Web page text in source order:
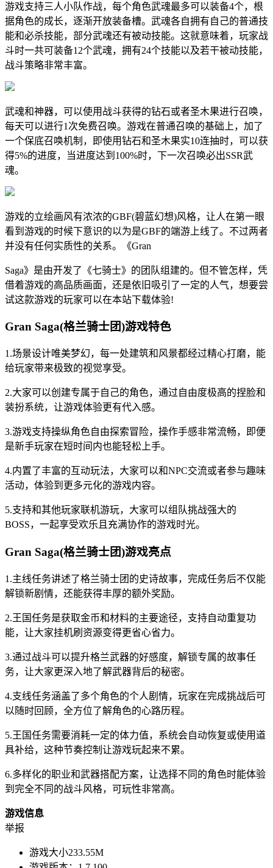
游戏支持三人小队作战，每个角色武魂最多可以装备4个，根
据角色的成长，逐渐开放装备槽。武魂各自拥有自己的普通技
能和必杀技能，部分武魂还有被动技能。这就意味着，玩家战
斗时一共可装备12个武魂，拥有24个技能以及若干被动技能，
战斗策略非常丰富。
武魂和神器，可以使用战斗获得的钻石或者圣木果进行召唤，
每天可以进行1次免费召唤。游戏在普通召唤的基础上，加了
一个保底召唤机制，即使用钻石和圣木果实10连抽时，可以获
得5%的进度，当进度达到100%时，下一次召唤必出SSR武
魂。
游戏的立绘画风有浓浓的GBF(碧蓝幻想)风格，让人在第一眼
看到游戏的时候下意识的以为是GBF的端游上线了。不过两者
并没有任何实质性的关系。《Gran
Saga》是由开发了《七骑士》的团队组建的。但不管怎样，凭
借着游戏的高品质画面，还是依旧吸引了一定的人气，想要尝
试这款游戏的玩家可以在本站下载体验!
Gran Saga(格兰骑士团)游戏特色
1.场景设计唯美梦幻，每一处建筑和风景都经过精心打磨，能
给玩家带来极致的视觉享受。
2.大家可以创建专属于自己的角色，通过自由度极高的捏脸和
装扮系统，让游戏体验更有代入感。
3.游戏支持操纵角色自由探索冒险，操作手感非常流畅，即便
是新手玩家在短时间内也能轻松上手。
4.内置了丰富的互动玩法，大家可以和NPC交流或者参与趣味
活动，体验到更多元化的游戏内容。
5.支持和其他玩家联机游玩，大家可以组队挑战强大的
BOSS，一起享受欢乐且充满协作的游戏时光。
Gran Saga(格兰骑士团)游戏亮点
1.主线任务讲述了格兰骑士团的史诗故事，完成任务后不仅能
解锁新剧情，还能获得丰厚的额外奖励。
2.王国任务是获取金币和材料的主要途径，支持自动重复功
能，让大家挂机刷资源变得更省心省力。
3.通过战斗可以提升格兰武器的好感度，解锁专属的故事任
务，让大家更深入地了解武器背后的秘密。
4.支线任务涵盖了多个角色的个人剧情，玩家在完成挑战后可
以随时回顾，全方位了解角色的心路历程。
5.王国任务需要消耗一定的体力值，系统会自动恢复或使用道
具补给，这种节奏控制让游戏玩起来不累。
6.多样化的职业和武器搭配方案，让选择不同的角色时能体验
到完全不同的战斗风格，可玩性非常高。
游戏信息
举报
游戏大小233.55M